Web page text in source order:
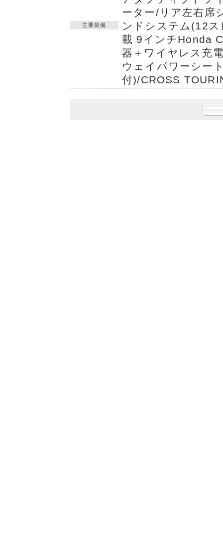
主要装備
ーター/リア左右席
ンドシステム(12
載 9インチHonda
器＋ワイヤレス充
ウェイパワーシー
付)/CROSS